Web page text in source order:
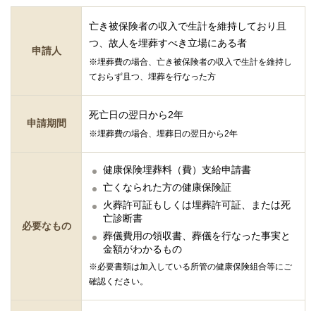
申請人
亡き被保険者の収入で生計を維持しており且
つ、故人を埋葬すべき立場にある者
※埋葬費の場合、亡き被保険者の収入で生計を維持し
ておらず且つ、埋葬を行なった方
申請期間
死亡日の翌日から2年
※埋葬費の場合、埋葬日の翌日から2年
必要なもの
健康保険埋葬料（費）支給申請書
亡くなられた方の健康保険証
火葬許可証もしくは埋葬許可証、または死
亡診断書
葬儀費用の領収書、葬儀を行なった事実と
金額がわかるもの
※必要書類は加入している所管の健康保険組合等にご
確認ください。